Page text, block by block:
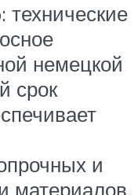
немецкой
срок
и
материалов,